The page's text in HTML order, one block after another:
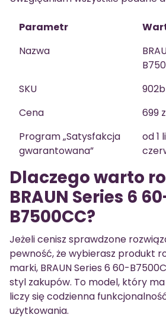
Parametr
Nazwa
SKU
Cena
699
Program „Satysfakcja
gwarantowana”
od 1
Dlaczego warto
BRAUN Series 6
B7500CC?
Jeżeli cenisz sprawdzone
pewność, że wybierasz produkt
marki, BRAUN Series 6 60-
styl zakupów. To model, który
liczy się codzienna
użytkowania.